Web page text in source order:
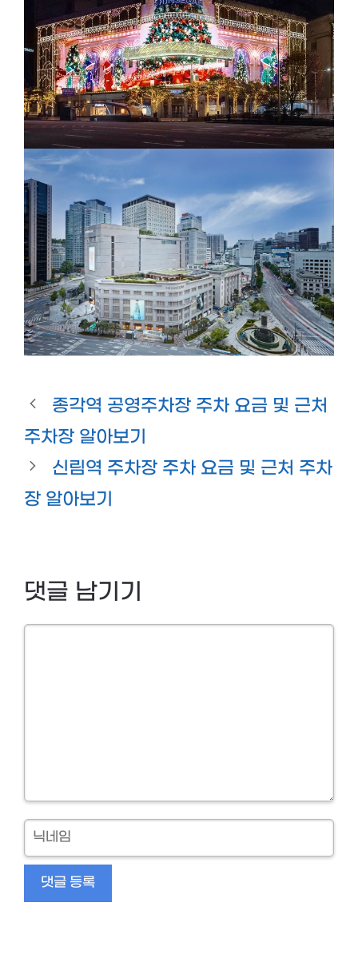
종각역 공영주차장 주차 요금 및 근처
주차장 알아보기
신림역 주차장 주차 요금 및 근처 주차
장 알아보기
댓글 남기기
닉
네